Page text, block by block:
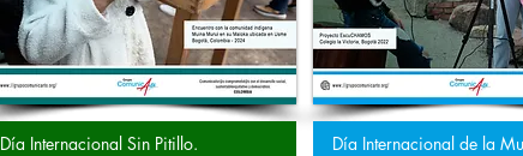
Día Internacional Sin Pitillo.